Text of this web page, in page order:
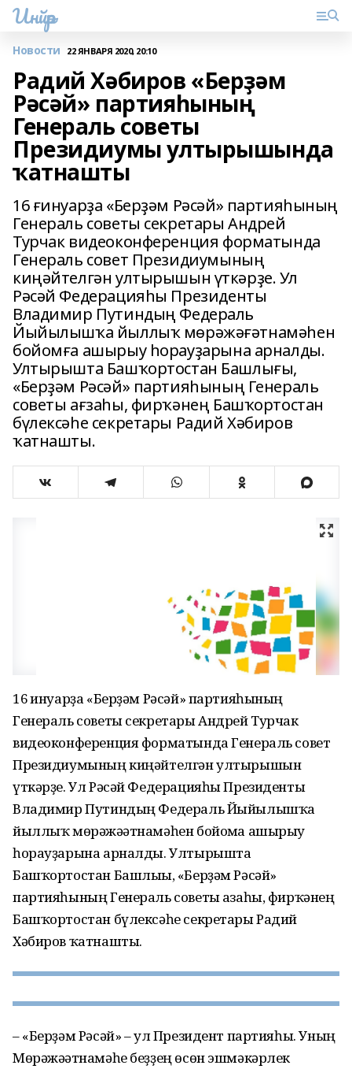
Инйәр
Новости 22 ЯНВАРЯ 2020, 20:10
Радий Хәбиров «Берҙәм
Рәсәй» партияһының
Генераль советы
Президиумы ултырышында
ҡатнашты
16 ғинуарҙа «Берҙәм Рәсәй» партияһының
Генераль советы секретары Андрей
Турчак видеоконференция форматында
Генераль совет Президиумының
киңәйтелгән ултырышын үткәрҙе. Ул
Рәсәй Федерацияһы Президенты
Владимир Путиндың Федераль
Йыйылышҡа йыллыҡ мөрәжәғәтнамәһен
бойомға ашырыу һорауҙарына арналды.
Ултырышта Башҡортостан Башлығы,
«Берҙәм Рәсәй» партияһының Генераль
советы ағзаһы, фирҡәнең Башҡортостан
бүлексәһе секретары Радий Хәбиров
ҡатнашты.
16 ғинуарҙа «Берҙәм Рәсәй» партияһының
Генераль советы секретары Андрей Турчак
видеоконференция форматында Генераль совет
Президиумының киңәйтелгән ултырышын
үткәрҙе. Ул Рәсәй Федерацияһы Президенты
Владимир Путиндың Федераль Йыйылышҡа
йыллыҡ мөрәжәғәтнамәһен бойомға ашырыу
һорауҙарына арналды. Ултырышта
Башҡортостан Башлығы, «Берҙәм Рәсәй»
партияһының Генераль советы ағзаһы, фирҡәнең
Башҡортостан бүлексәһе секретары Радий
Хәбиров ҡатнашты.
– «Берҙәм Рәсәй» – ул Президент партияһы. Уның
Мөрәжәғәтнамәһе беҙҙең өсөн эшмәкәрлек